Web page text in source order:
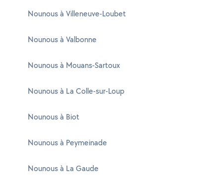
Nounous à Villeneuve-Loubet
Nounous à Valbonne
Nounous à Mouans-Sartoux
Nounous à La Colle-sur-Loup
Nounous à Biot
Nounous à Peymeinade
Nounous à La Gaude